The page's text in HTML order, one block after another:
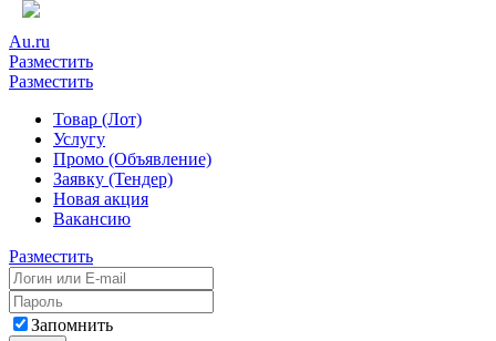
Au.ru
Разместить
Разместить
Товар (Лот)
Услугу
Промо (Объявление)
Заявку (Тендер)
Новая акция
Вакансию
Разместить
Запомнить